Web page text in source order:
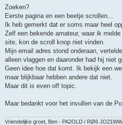
g
l
e
e
n
e
r
c
h
Zoeken?
Eerste pagina en een beetje scrollen...
Ik heb gemerkt dat er soms maar heel
Zelf een bekende amateur, waar ik
site, kon de scroll knop niet vinden.
Mijn email adres stond onderaan,
alleen vlaggen en daaronder had hij niet
Geen idee hoe dat komt. Ik bekijk een
maar blijkbaar hebben andere dat niet.
Maar dit is even off topic.
Maar bedankt voor het invullen van de
Vriendelijke groet, Ben - PA2OLD / RØ6 JO21WW